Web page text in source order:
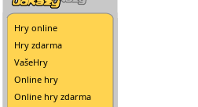
Hry online
Hry zdarma
VašeHry
Online hry
Online hry zdarma